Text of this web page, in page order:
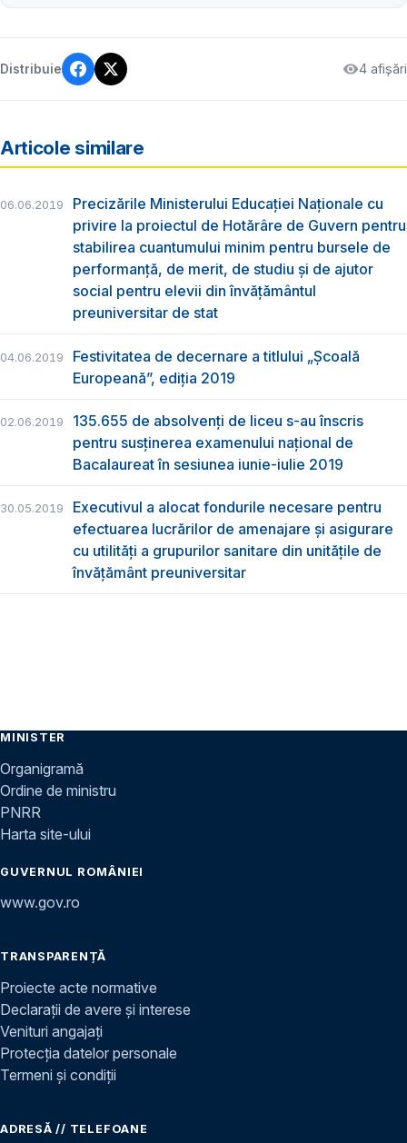
Distribuie 4 afișări
Articole similare
06.06.2019
Precizările Ministerului Educației Naționale cu
privire la proiectul de Hotărâre de Guvern pentru
stabilirea cuantumului minim pentru bursele de
performanță, de merit, de studiu și de ajutor
social pentru elevii din învățământul
preuniversitar de stat
04.06.2019
Festivitatea de decernare a titlului „Şcoală
Europeană”, ediția 2019
02.06.2019
135.655 de absolvenţi de liceu s-au înscris
pentru susţinerea examenului naţional de
Bacalaureat în sesiunea iunie-iulie 2019
30.05.2019
Executivul a alocat fondurile necesare pentru
efectuarea lucrărilor de amenajare și asigurare
cu utilități a grupurilor sanitare din unitățile de
învățământ preuniversitar
MINISTER
Organigramă
Ordine de ministru
PNRR
Harta site-ului
GUVERNUL ROMÂNIEI
www.gov.ro
TRANSPARENȚĂ
Proiecte acte normative
Declarații de avere și interese
Venituri angajați
Protecția datelor personale
Termeni și condiții
ADRESĂ // TELEFOANE